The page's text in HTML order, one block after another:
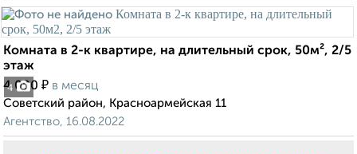
4
Комната в 2-к квартире, на длительный срок, 50м², 2/5
этаж
4 000 ₽ в месяц
Советский район, Красноармейская 11
Агентство, 16.08.2022